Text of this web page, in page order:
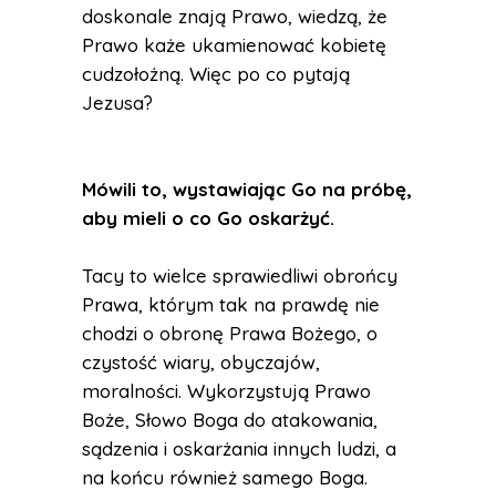
doskonale znają Prawo, wiedzą, że
Prawo każe ukamienować kobietę
cudzołożną. Więc po co pytają
Jezusa?
Mówili to, wystawiając Go na próbę,
aby mieli o co Go oskarżyć.
Tacy to wielce sprawiedliwi obrońcy
Prawa, którym tak na prawdę nie
chodzi o obronę Prawa Bożego, o
czystość wiary, obyczajów,
moralności. Wykorzystują Prawo
Boże, Słowo Boga do atakowania,
sądzenia i oskarżania innych ludzi, a
na końcu również samego Boga.